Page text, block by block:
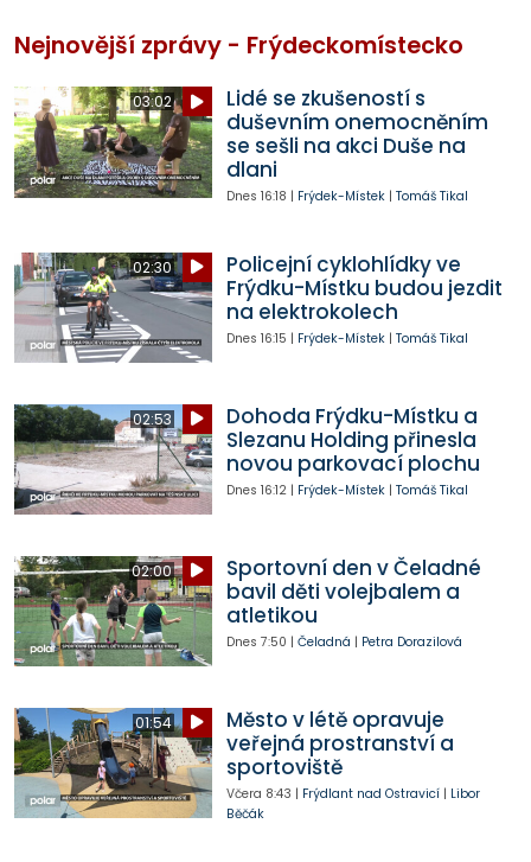
Nejnovější zprávy - Frýdeckomístecko
03:02
Lidé se zkušeností s
duševním onemocněním
se sešli na akci Duše na
dlani
Dnes 16:18 | Frýdek-Místek| Tomáš Tikal
02:30
Policejní cyklohlídky ve
Frýdku-Místku budou jezdit
na elektrokolech
Dnes 16:15 | Frýdek-Místek| Tomáš Tikal
02:53
Dohoda Frýdku-Místku a
Slezanu Holding přinesla
novou parkovací plochu
Dnes 16:12| Frýdek-Místek| Tomáš Tikal
02:00
Sportovní den v Čeladné
bavil děti volejbalem a
atletikou
Dnes 7:50 | Čeladná | Petra Dorazilová
01:54
Město v létě opravuje
veřejná prostranství a
sportoviště
Včera 8:43 | Frýdlant nad Ostravicí| Libor
Běčák